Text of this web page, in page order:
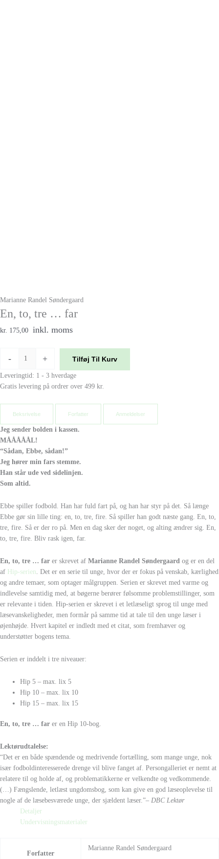
Marianne Randel Søndergaard
En, to, tre … far
kr. 175,00 inkl. moms
- + Tilføj Til Kurv
Leveringtid: 1 - 3 hverdage
Gratis levering på ordrer over 499 kr.
Beksrivelse Forfatter Anmeldelser
Jeg sender bolden i kassen.
MÅÅÅÅÅL!
“Sådan, Ebbe, sådan!”
Jeg hører min fars stemme.
Han står ude ved sidelinjen.
Som altid.
Ebbe spiller fodbold. Han har fuld fart på, og han har styr på det. Så længe
Ebbe gør sin lille ting: en, to, tre, fire. Så spiller han godt næste gang. En, to,
tre, fire. Så er der ro på. Men en dag sker der noget, og alting ændrer sig. En,
to, tre, fire. Bliv rask igen, far.
En, to, tre … far er skrevet af Marianne Randel Søndergaard og er en del
af Hip-serien . Det er en serie til unge, hvor der er fokus på venskab, kærlighed
og andre temaer, som optager målgruppen. Serien er skrevet med varme og
indlevelse samtidig med, at bøgerne berører følsomme problemstillinger, som
er relevante i tiden. Hip-serien er skrevet i et letlæseligt sprog til unge med
læsevanskeligheder, men formår på samme tid at tale til den unge læser i
øjenhøjde. Hvert kapitel er indledt med et citat, som fremhæver og
understøtter bogens tema.
Serien er inddelt i tre niveauer:
Hip 5 – max. lix 5
Hip 10 – max. lix 10
Hip 15 – max. lix 15
En, to, tre … far er en Hip 10-bog.
Lektørudtalelse:
“Det er en både spændende og medrivende fortælling, som mange unge, nok
især fodboldinteresserede drenge vil blive fanget af. Persongalleriet er nemt at
relatere til og holde af, og problematikkerne er velkendte og vedkommende.
(…) Fængslende, letlæst ungdomsbog, som kan give en god læseoplevelse til
nogle af de læsebesværede unge, der sjældent læser.”– DBC Lektør
Detaljer
Undervisningsmaterialer
Forfatter
Marianne Randel Søndergaard